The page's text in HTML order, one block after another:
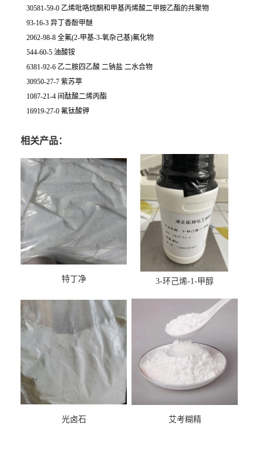
30581-59-0 乙烯吡咯烷酮和甲基丙烯酸二甲胺乙酯的共聚物
93-16-3 异丁香酚甲醚
2062-98-8 全氟(2-甲基-3-氧杂己基)氟化物
544-60-5 油酸铵
6381-92-6 乙二胺四乙酸 二钠盐 二水合物
30950-27-7 紫苏葶
1087-21-4 间酞酸二烯丙酯
16919-27-0 氟钛酸钾
相关产品：
特丁净 3-环己烯-1-甲醇
光卤石 艾考糊精